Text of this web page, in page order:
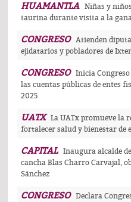
HUAMANTLA
Niñas y
taurina durante visita a la
CONGRESO
Atienden
ejidatarios y pobladores de
CONGRESO
Inicia
las cuentas públicas de entes
2025
UATX
La UATx promueve la
fortalecer salud y bienestar de
CAPITAL
Inaugura alcalde
cancha Blas Charro Carvajal,
Sánchez
CONGRESO
Declara